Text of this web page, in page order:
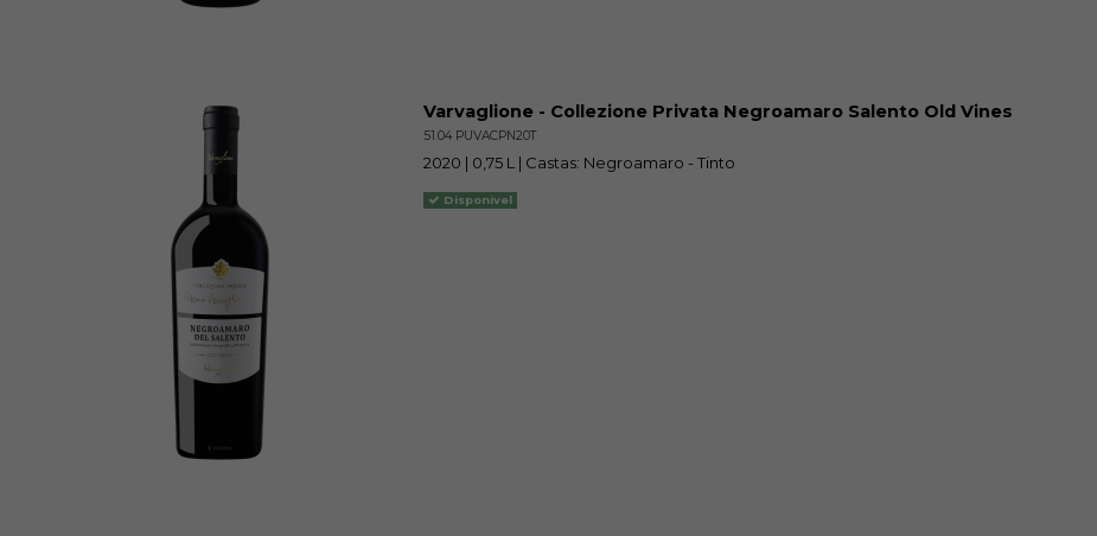
Varvaglione - Collezione Privata Negroamaro Salento Old Vines
51.04 PUVACPN20T
2020 | 0,75 L | Castas: Negroamaro - Tinto
Disponivel